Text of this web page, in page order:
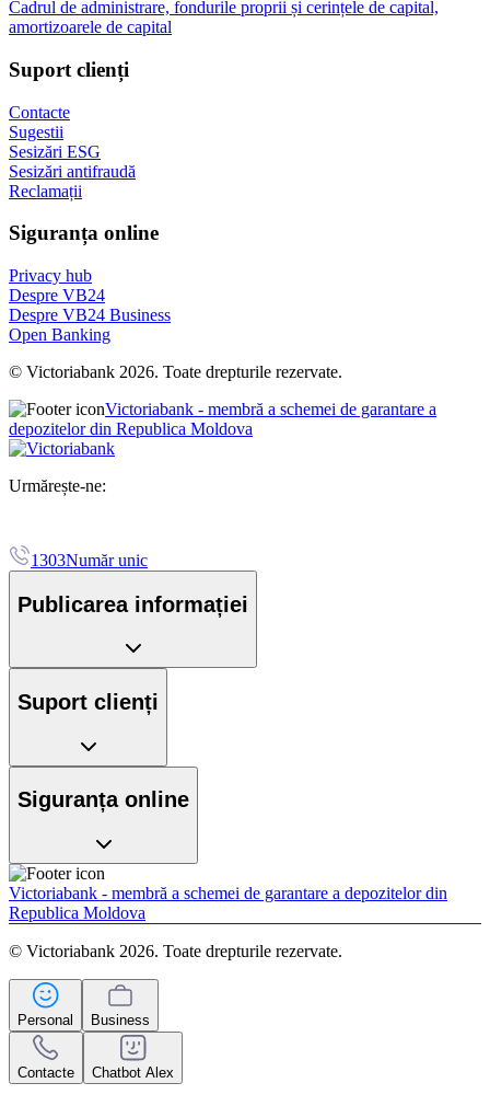
Cadrul de administrare, fondurile proprii și cerințele de capital,
amortizoarele de capital
Suport clienți
Contacte
Sugestii
Sesizări ESG
Sesizări antifraudă
Reclamații
Siguranța online
Privacy hub
Despre VB24
Despre VB24 Business
Open Banking
© Victoriabank 2026. Toate drepturile rezervate.
Victoriabank - membră a schemei de garantare a
depozitelor din Republica Moldova
Urmărește-ne:
1303Număr unic
Publicarea informației
Suport clienți
Siguranța online
Victoriabank - membră a schemei de garantare a depozitelor din
Republica Moldova
© Victoriabank 2026. Toate drepturile rezervate.
Personal Business
Contacte Chatbot Alex